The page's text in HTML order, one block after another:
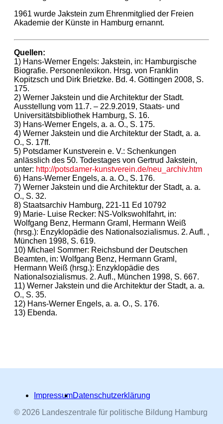
1961 wurde Jakstein zum Ehrenmitglied der Freien
Akademie der Künste in Hamburg ernannt.
Quellen:
1) Hans-Werner Engels: Jakstein, in: Hamburgische
Biografie. Personenlexikon. Hrsg. von Franklin
Kopitzsch und Dirk Brietzke. Bd. 4. Göttingen 2008, S.
175.
2) Werner Jakstein und die Architektur der Stadt.
Ausstellung vom 11.7. – 22.9.2019, Staats- und
Universitätsbibliothek Hamburg, S. 16.
3) Hans-Werner Engels, a. a. O., S. 175.
4) Werner Jakstein und die Architektur der Stadt, a. a.
O., S. 17ff.
5) Potsdamer Kunstverein e. V.: Schenkungen
anlässlich des 50. Todestages von Gertrud Jakstein,
unter: http://potsdamer-kunstverein.de/neu_archiv.htm
6) Hans-Werner Engels, a. a. O., S. 176.
7) Werner Jakstein und die Architektur der Stadt, a. a.
O., S. 32.
8) Staatsarchiv Hamburg, 221-11 Ed 10792
9) Marie- Luise Recker: NS-Volkswohlfahrt, in:
Wolfgang Benz, Hermann Graml, Hermann Weiß
(hrsg.): Enzyklopädie des Nationalsozialismus. 2. Aufl. ,
München 1998, S. 619.
10) Michael Sommer: Reichsbund der Deutschen
Beamten, in: Wolfgang Benz, Hermann Graml,
Hermann Weiß (hrsg.): Enzyklopädie des
Nationalsozialismus. 2. Aufl., München 1998, S. 667.
11) Werner Jakstein und die Architektur der Stadt, a. a.
O., S. 35.
12) Hans-Werner Engels, a. a. O., S. 176.
13) Ebenda.
ImpressumDatenschutzerklärung
© 2026 Landeszentrale für politische Bildung Hamburg